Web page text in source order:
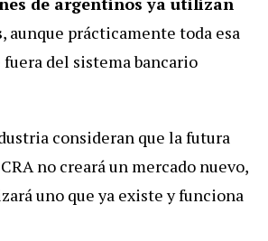
, aunque prácticamente toda esa
del sistema bancario
consideran que la futura
no creará un mercado nuevo,
uno que ya existe y funciona